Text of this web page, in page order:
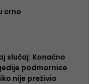
crno
slučaj: Konačno
podmornice
nije preživio